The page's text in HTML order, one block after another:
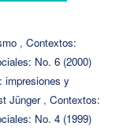
, Contextos:
No. 6 (2000)
impresiones y
Jünger , Contextos:
No. 4 (1999)